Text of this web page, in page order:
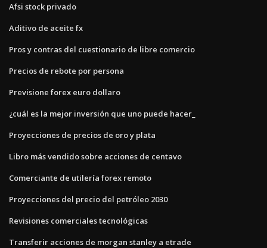
Afsi stock privado
Aditivo de aceite fx
Pros y contras del cuestionario de libre comercio
Precios de rebote por persona
Previsione forex euro dollaro
¿cuál es la mejor inversión que uno puede hacer_
Proyecciones de precios de oro y plata
Libro más vendido sobre acciones de centavo
Comerciante de utilería forex remoto
Proyecciones del precio del petróleo 2030
Revisiones comerciales tecnológicas
Transferir acciones de morgan stanley a etrade